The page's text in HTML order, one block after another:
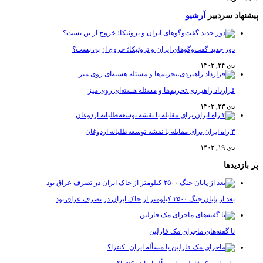
سردبیرآرشیو
دور جدید گفت‌وگوهای ایران و تروئیکا؛ خروج از بن بست؟
قرارداد راهبردی،تحریم‌ها و مسئله هسته‌ای روی میز
بعد از پایان جنگ ۲۵۰۰ کیلومتر از خاک ایران در تصرف عراق بود
نا گفته‌های ماجرای مک فارلین